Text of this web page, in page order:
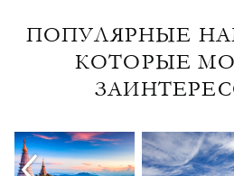
ПОПУЛЯРНЫЕ
КОТОРЫЕ